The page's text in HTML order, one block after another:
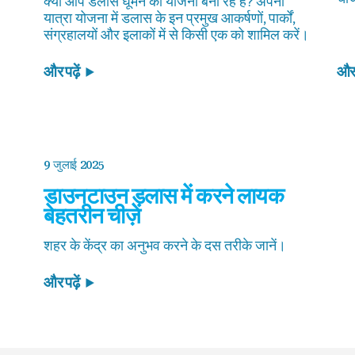
यात्रा योजना में डलास के इन प्रमुख आकर्षणों, पार्कों,
संग्रहालयों और इलाकों में से किसी एक को शामिल करें।
और पढ़ें
9 जुलाई 2025
डाउनटाउन डलास में करने लायक
बेहतरीन चीज़ें
शहर के केंद्र का अनुभव करने के दस तरीके जानें।
और पढ़ें